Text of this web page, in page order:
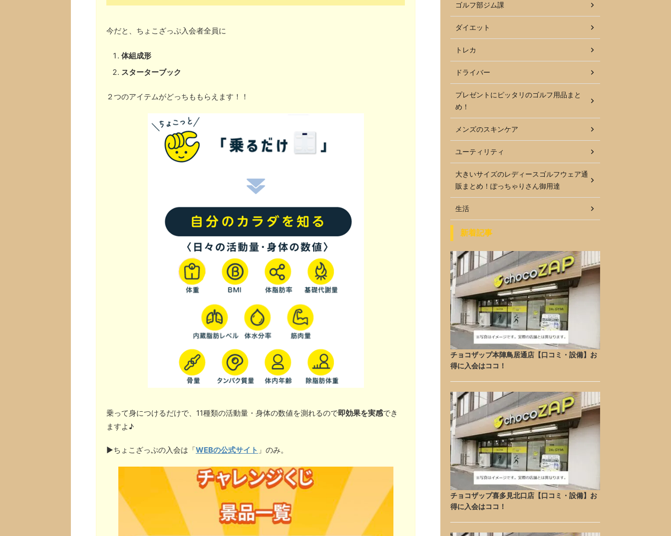
今だと、ちょこざっぷ入会者全員に
体組成形
スターターブック
２つのアイテムがどっちももらえます！！
乗って身につけるだけで、11種類の活動量・身体の数値を測れるので即効果を実感でき
ますよ♪
▶︎ちょこざっぷの入会は「WEBの公式サイト 」のみ。
ゴルフ部ジム課
ダイエット
トレカ
ドライバー
プレゼントにピッタリのゴルフ用品まと
め！
メンズのスキンケア
ユーティリティ
大きいサイズのレディースゴルフウェア通
販まとめ！ぽっちゃりさん御用達
生活
新着記事
チョコザップ本陣鳥居通店【口コミ・設備】お
得に入会はココ！
チョコザップ喜多見北口店【口コミ・設備】お
得に入会はココ！